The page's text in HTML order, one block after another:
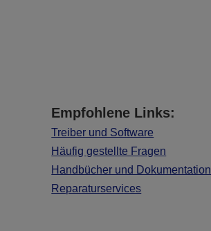
Empfohlene Links:
Treiber und Software
Häufig gestellte Fragen
Handbücher und Dokumentation
Reparaturservices